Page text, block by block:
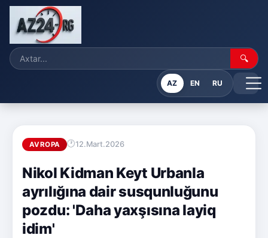
🔍
AZ EN RU
AVROPA 12.Mart.2026
Nikol Kidman Keyt Urbanla
ayrılığına dair susqunluğunu
pozdu: 'Daha yaxşısına layiq
idim'